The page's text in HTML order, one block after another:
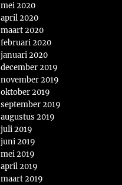
mei 2020
april 2020
maart 2020
februari 2020
januari 2020
december 2019
november 2019
oktober 2019
september 2019
augustus 2019
juli 2019
juni 2019
mei 2019
april 2019
maart 2019